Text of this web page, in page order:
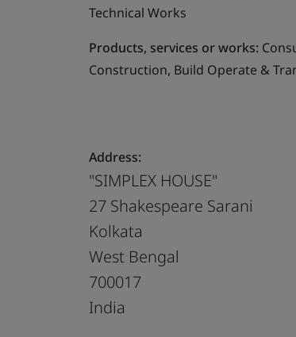
Technical Works
Products, services or works:
Construction, Build Operate &
Address:
"SIMPLEX HOUSE"
27 Shakespeare Sarani
Kolkata
West Bengal
700017
India